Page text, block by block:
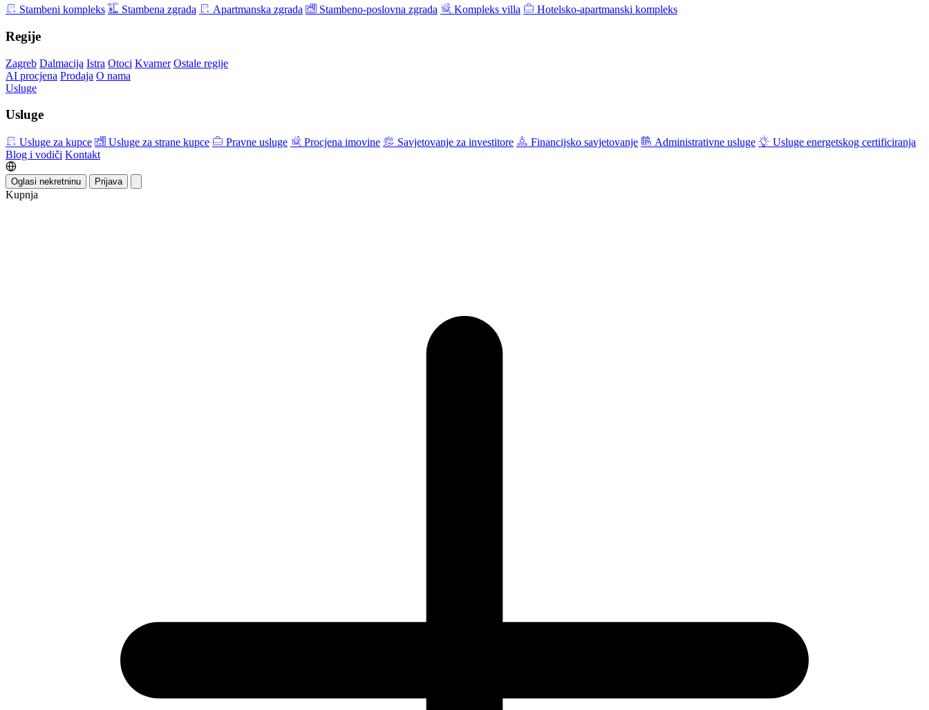
Stambeni kompleks Stambena zgrada Apartmanska zgrada Stambeno-poslovna zgrada Kompleks villa Hotelsko-apartmanski kompleks
Regije
Zagreb Dalmacija Istra Otoci Kvarner Ostale regije
AI procjena Prodaja O nama
Usluge
Usluge
Usluge za kupce Usluge za strane kupce Pravne usluge Procjena imovine Savjetovanje za investitore Financijsko savjetovanje Administrativne usluge
Usluge energetskog certificiranja
Blog i vodiči Kontakt
Oglasi nekretninu Prijava
Kupnja